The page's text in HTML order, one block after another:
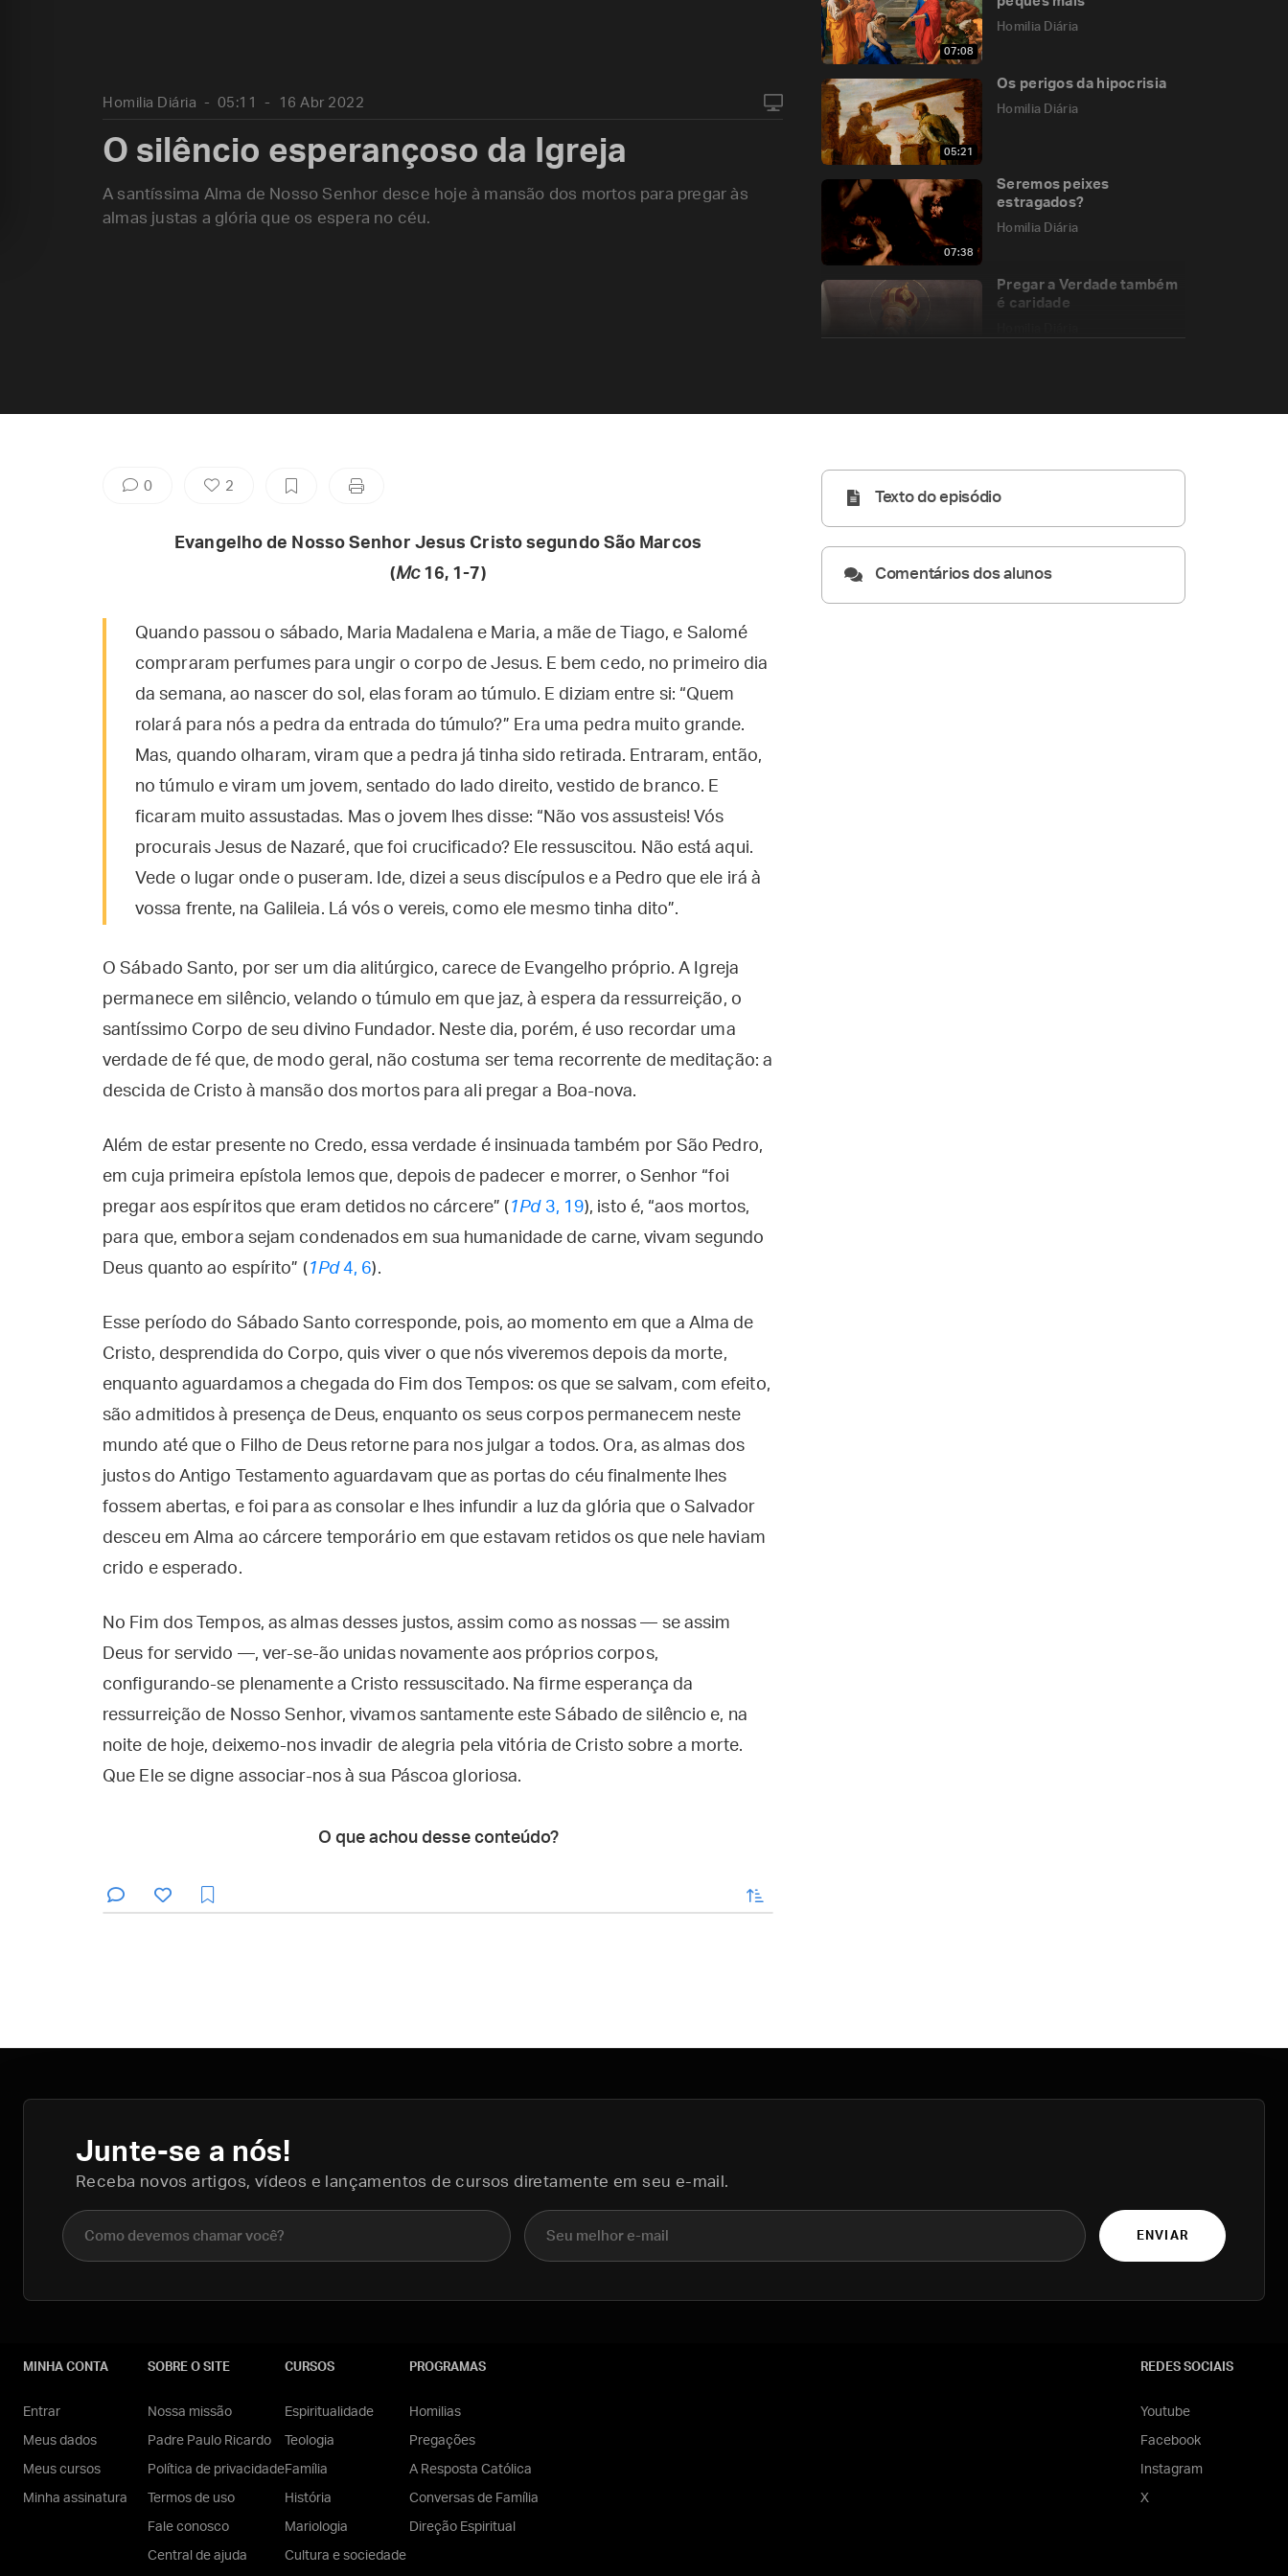
07:08
Homilia Diária
05:21
Os perigos da hipocrisia
Homilia Diária
07:38
Seremos peixes
estragados?
Homilia Diária
Pregar a Verdade também
é caridade
Homilia Diária 05:11 16 Abr 2022
O silêncio esperançoso da Igreja
A santíssima Alma de Nosso Senhor desce hoje à mansão dos mortos para pregar às
almas justas a glória que os espera no céu.
0 2
Evangelho de Nosso Senhor Jesus Cristo segundo São Marcos
(Mc16, 1-7)
Quando passou o sábado, Maria Madalena e Maria, a mãe de Tiago, e Salomé
compraram perfumes para ungir o corpo de Jesus. E bem cedo, no primeiro dia
da semana, ao nascer do sol, elas foram ao túmulo. E diziam entre si: “Quem
rolará para nós a pedra da entrada do túmulo?” Era uma pedra muito grande.
Mas, quando olharam, viram que a pedra já tinha sido retirada. Entraram, então,
no túmulo e viram um jovem, sentado do lado direito, vestido de branco. E
ficaram muito assustadas. Mas o jovem lhes disse: “Não vos assusteis! Vós
procurais Jesus de Nazaré, que foi crucificado? Ele ressuscitou. Não está aqui.
Vede o lugar onde o puseram. Ide, dizei a seus discípulos e a Pedro que ele irá à
vossa frente, na Galileia. Lá vós o vereis, como ele mesmo tinha dito”.
O Sábado Santo, por ser um dia alitúrgico, carece de Evangelho próprio. A Igreja
permanece em silêncio, velando o túmulo em que jaz, à espera da ressurreição, o
santíssimo Corpo de seu divino Fundador. Neste dia, porém, é uso recordar uma
verdade de fé que, de modo geral, não costuma ser tema recorrente de meditação: a
descida de Cristo à mansão dos mortos para ali pregar a Boa-nova.
Além de estar presente no Credo, essa verdade é insinuada também por São Pedro,
em cuja primeira epístola lemos que, depois de padecer e morrer, o Senhor “foi
pregar aos espíritos que eram detidos no cárcere” ( 1Pd3, 19), isto é, “aos mortos,
para que, embora sejam condenados em sua humanidade de carne, vivam segundo
Deus quanto ao espírito” ( 1Pd4, 6).
Esse período do Sábado Santo corresponde, pois, ao momento em que a Alma de
Cristo, desprendida do Corpo, quis viver o que nós viveremos depois da morte,
enquanto aguardamos a chegada do Fim dos Tempos: os que se salvam, com efeito,
são admitidos à presença de Deus, enquanto os seus corpos permanecem neste
mundo até que o Filho de Deus retorne para nos julgar a todos. Ora, as almas dos
justos do Antigo Testamento aguardavam que as portas do céu finalmente lhes
fossem abertas, e foi para as consolar e lhes infundir a luz da glória que o Salvador
desceu em Alma ao cárcere temporário em que estavam retidos os que nele haviam
crido e esperado.
No Fim dos Tempos, as almas desses justos, assim como as nossas — se assim
Deus for servido —, ver-se-ão unidas novamente aos próprios corpos,
configurando-se plenamente a Cristo ressuscitado. Na firme esperança da
ressurreição de Nosso Senhor, vivamos santamente este Sábado de silêncio e, na
noite de hoje, deixemo-nos invadir de alegria pela vitória de Cristo sobre a morte.
Que Ele se digne associar-nos à sua Páscoa gloriosa.
O que achou desse conteúdo?
enviar
Texto do episódio
Comentários dos alunos
Junte-se a nós!
Receba novos artigos, vídeos e lançamentos de cursos diretamente em seu e-mail.
Nome completo E-mail
ENVIAR
MINHA CONTA
Entrar
Meus dados
Meus cursos
Minha assinatura
SOBRE O SITE
Nossa missão
Padre Paulo Ricardo
Política de privacidade
Termos de uso
Fale conosco
Central de ajuda
CURSOS
Espiritualidade
Teologia
Família
História
Mariologia
Cultura e sociedade
PROGRAMAS
Homilias
Pregações
A Resposta Católica
Conversas de Família
Direção Espiritual
REDES SOCIAIS
Youtube
Facebook
Instagram
X